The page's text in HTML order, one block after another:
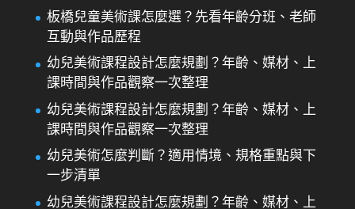
板橋兒童美術課怎麼選？先看年齡分班、老師
互動與作品歷程
幼兒美術課程設計怎麼規劃？年齡、媒材、上
課時間與作品觀察一次整理
幼兒美術課程設計怎麼規劃？年齡、媒材、上
課時間與作品觀察一次整理
幼兒美術怎麼判斷？適用情境、規格重點與下
一步清單
幼兒美術課程設計怎麼規劃？年齡、媒材、上